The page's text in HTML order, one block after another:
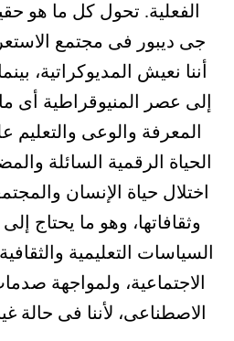
الفعلية. تحول كل ما هو
جى ديبور فى مجتمع
أننا نعيش المديوكراتية،
إلى عصر المنيوقراطية أى
المعرفة والوعى والتعليم
الحياة الرقمية السائلة
اختلال حياة الإنسان
وثقافاتها، وهو ما يحتاج
السياسات التعليمية
الاجتماعية، ولمواجهة
الاصطناعى، لأننا فى حالة